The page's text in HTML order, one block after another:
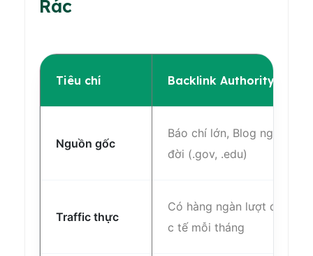
Rác
Tiêu chí Backlink Authority (Chất)
Nguồn gốc
Báo chí lớn, Blog ngành lâu
đời (.gov, .edu)
Traffic thực
Có hàng ngàn lượt đọc thự
c tế mỗi tháng